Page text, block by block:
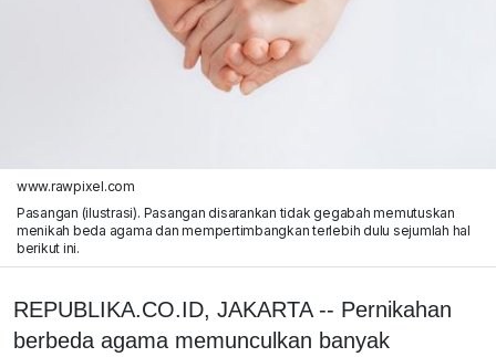
www.rawpixel.com
Pasangan (ilustrasi). Pasangan disarankan tidak gegabah memutuskan
menikah beda agama dan mempertimbangkan terlebih dulu sejumlah hal
berikut ini.
REPUBLIKA.CO.ID, JAKARTA -- Pernikahan
berbeda agama memunculkan banyak